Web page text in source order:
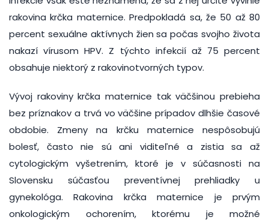
rakovina krčka maternice. Predpokladá sa, že 50 až 80
percent sexuálne aktívnych žien sa počas svojho života
nakazí vírusom HPV. Z týchto infekcií až 75 percent
obsahuje niektorý z rakovinotvorných typov.
Vývoj rakoviny krčka maternice tak väčšinou prebieha
bez príznakov a trvá vo väčšine prípadov dlhšie časové
obdobie. Zmeny na krčku maternice nespôsobujú
bolesť, často nie sú ani viditeľné a zistia sa až
cytologickým vyšetrením, ktoré je v súčasnosti na
Slovensku súčasťou preventívnej prehliadky u
gynekológa. Rakovina krčka maternice je prvým
onkologickým ochorením, ktorému je možné